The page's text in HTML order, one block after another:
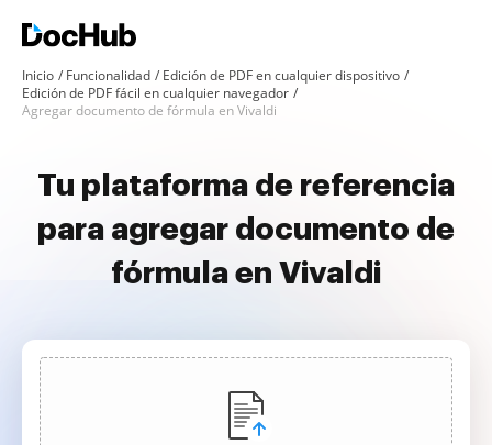
Inicio Funcionalidad
Edición de PDF en cualquier dispositivo
Edición de PDF fácil en cualquier navegador
Agregar documento de fórmula en Vivaldi
Tu plataforma de referencia
para agregar documento de
fórmula en Vivaldi